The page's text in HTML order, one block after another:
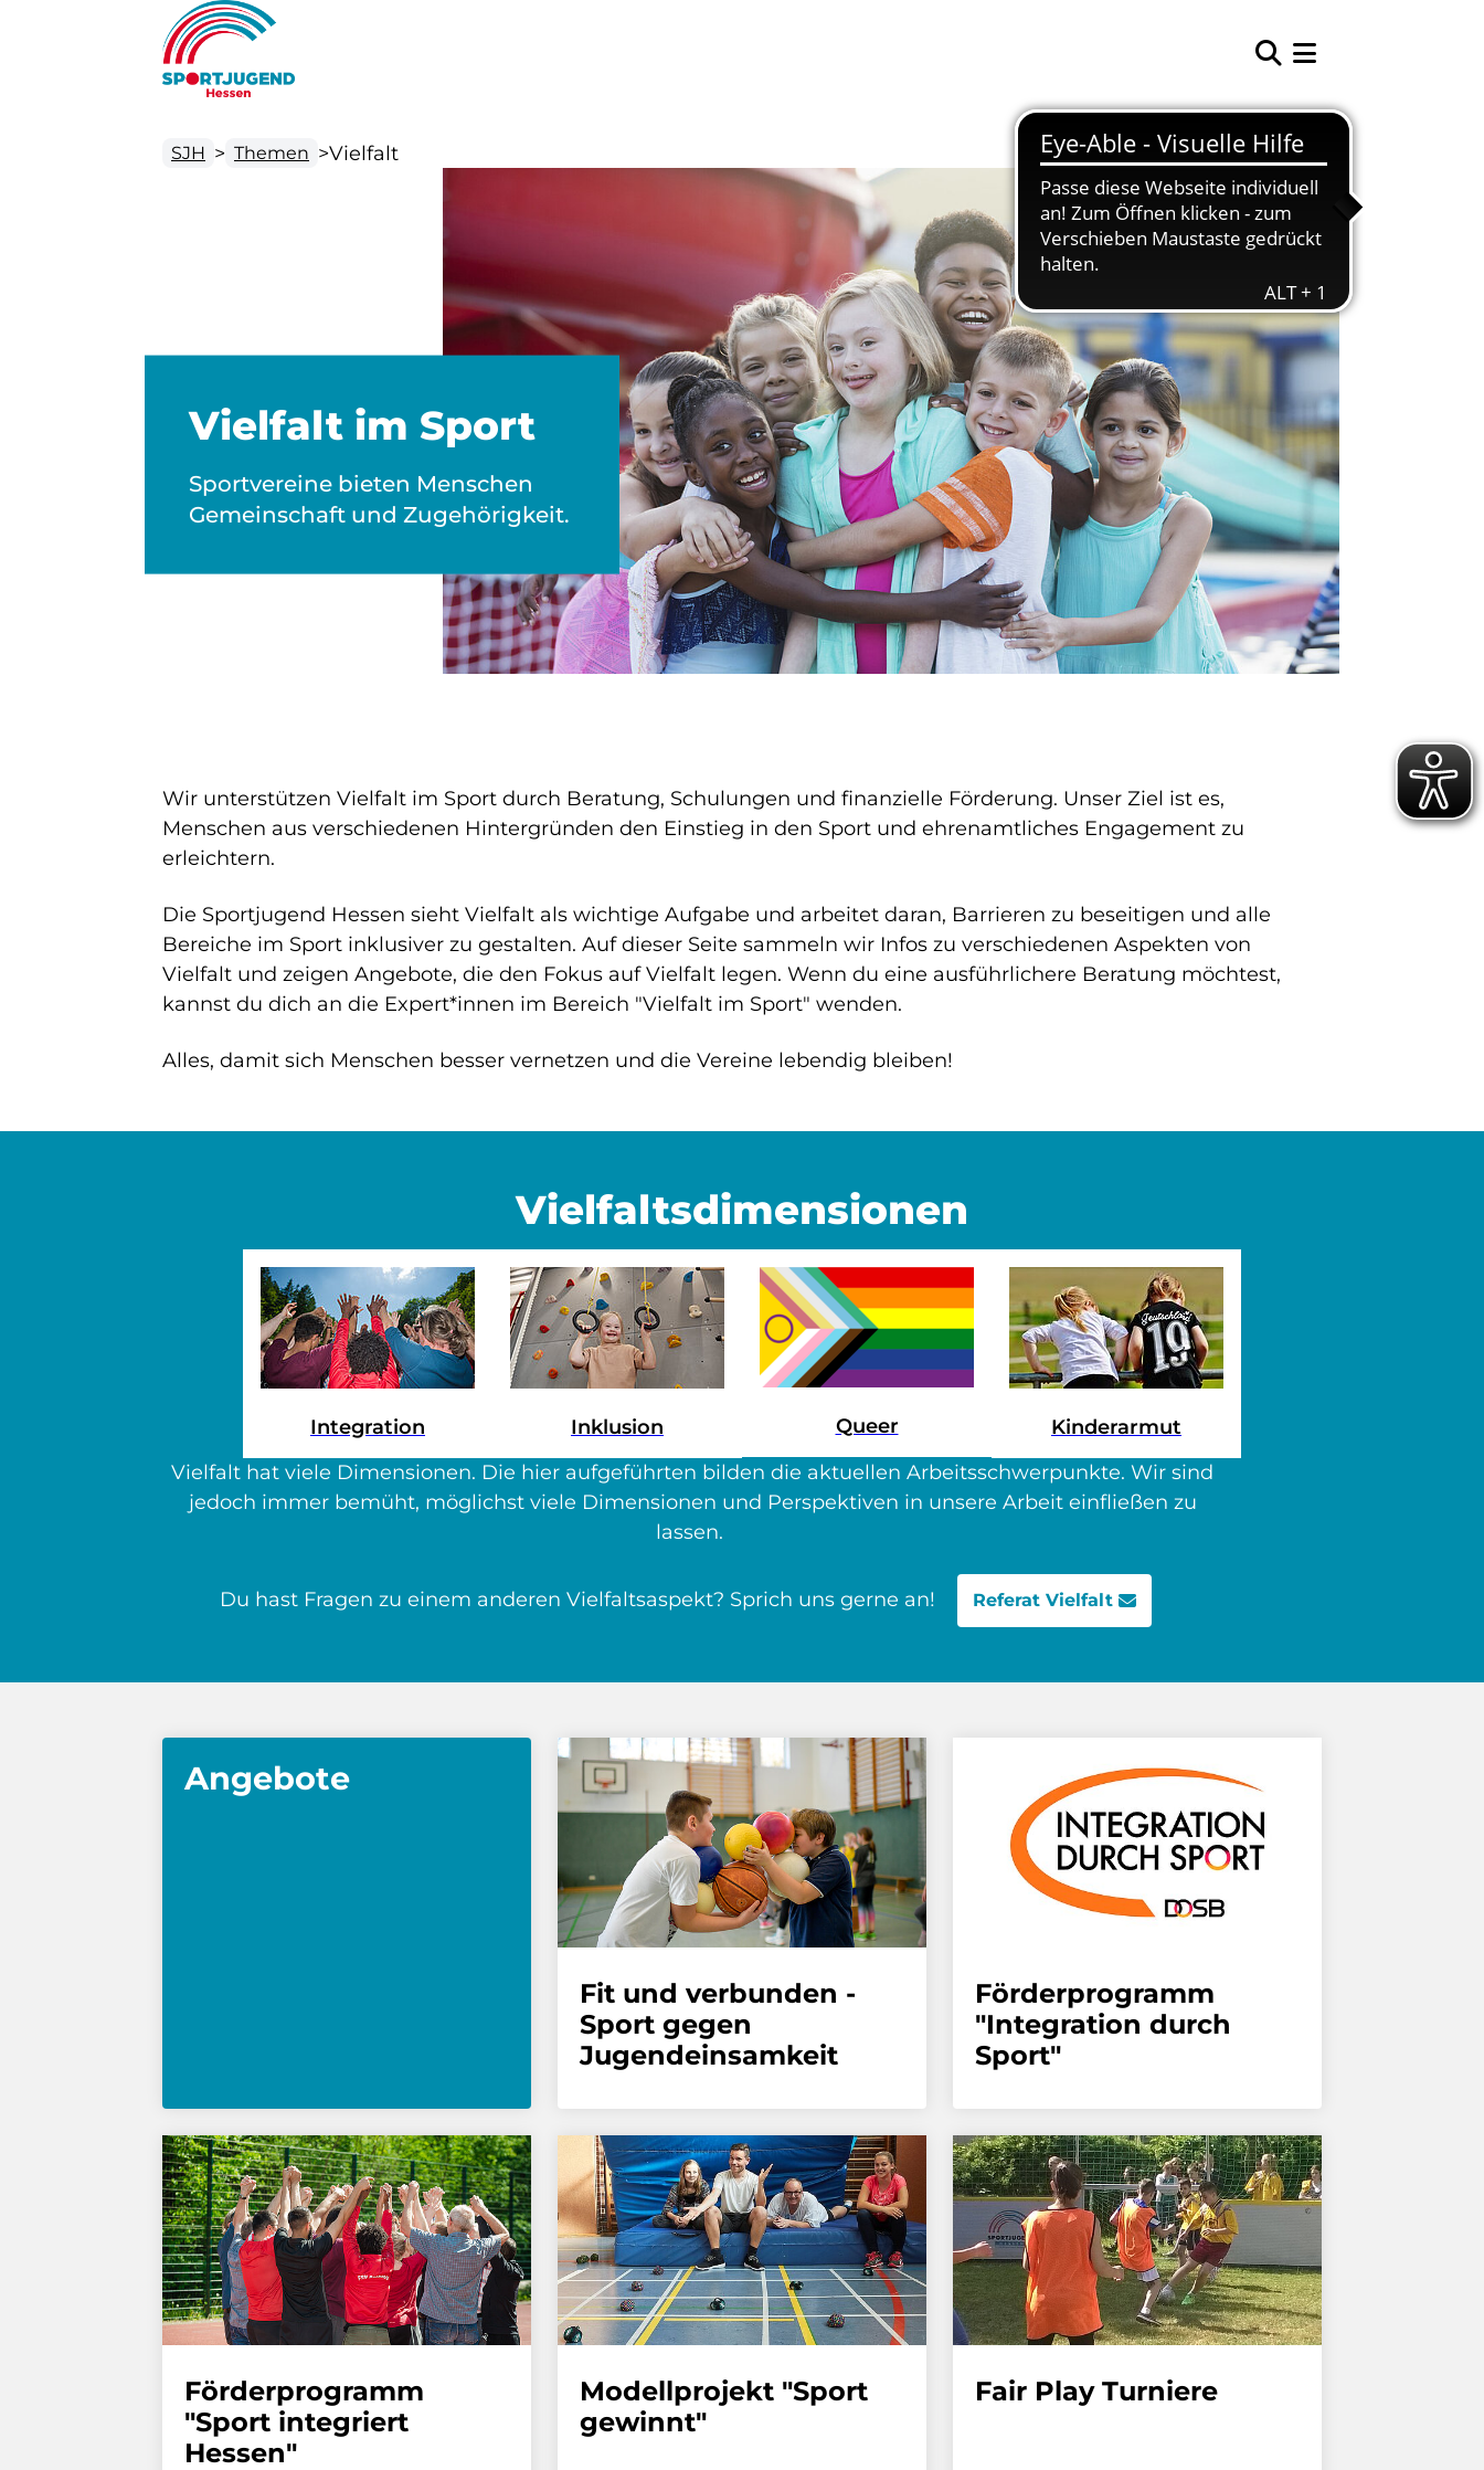
SJH > Themen >Vielfalt
Vielfalt im Sport
Sportvereine bieten Menschen
Gemeinschaft und Zugehörigkeit.
Wir unterstützen Vielfalt im Sport durch Beratung, Schulungen und finanzielle Förderung. Unser Ziel ist es,
Menschen aus verschiedenen Hintergründen den Einstieg in den Sport und ehrenamtliches Engagement zu
erleichtern.
Die Sportjugend Hessen sieht Vielfalt als wichtige Aufgabe und arbeitet daran, Barrieren zu beseitigen und alle
Bereiche im Sport inklusiver zu gestalten. Auf dieser Seite sammeln wir Infos zu verschiedenen Aspekten von
Vielfalt und zeigen Angebote, die den Fokus auf Vielfalt legen. Wenn du eine ausführlichere Beratung möchtest,
kannst du dich an die Expert*innen im Bereich "Vielfalt im Sport" wenden.
Alles, damit sich Menschen besser vernetzen und die Vereine lebendig bleiben!
Vielfaltsdimensionen
Integration Inklusion Queer
Kinderarmut
Vielfalt hat viele Dimensionen. Die hier aufgeführten bilden die aktuellen Arbeitsschwerpunkte. Wir sind
jedoch immer bemüht, möglichst viele Dimensionen und Perspektiven in unsere Arbeit einfließen zu
lassen.
Du hast Fragen zu einem anderen Vielfaltsaspekt? Sprich uns gerne an! Referat Vielfalt
Angebote
Fit und verbunden -
Sport gegen
Jugendeinsamkeit
Förderprogramm
"Integration durch
Sport"
Förderprogramm
"Sport integriert
Hessen"
Modellprojekt "Sport
gewinnt"
Fair Play Turniere